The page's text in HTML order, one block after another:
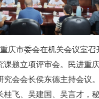
庆市委会在机关会议室召
课题立项评审会。民进重
究会会长侯东德主持会议
桂飞、吴建国、吴言才，